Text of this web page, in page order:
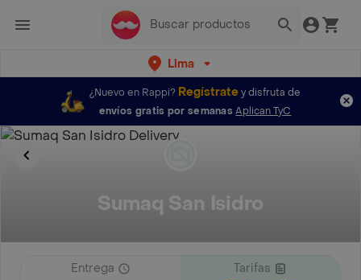
Lima
¿Nuevo en Rappi? Regístratey disfruta de
envíos gratis por semanas Aplican TyC
Sumaq San Isidro
Entrega
Tarifas